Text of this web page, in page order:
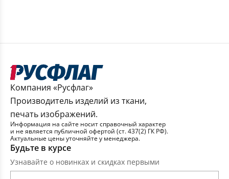
Компания «Русфлаг»
Производитель изделий из ткани,
печать изображений.
Информация на сайте носит справочный характер
и не является публичной офертой (ст. 437(2) ГК РФ).
Актуальные цены уточняйте у менеджера.
Будьте в курсе
Узнавайте о новинках и скидках первыми